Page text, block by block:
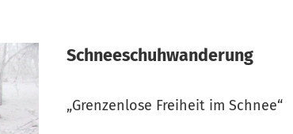
Schneeschuhwanderung
„Grenzenlose Freiheit im Schnee“